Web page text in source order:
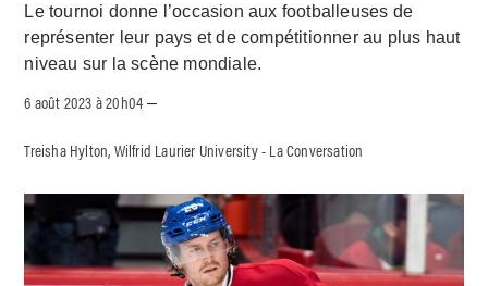
Le tournoi donne l’occasion aux footballeuses de
représenter leur pays et de compétitionner au plus haut
niveau sur la scène mondiale.
6 août 2023 à 20h04 –
Treisha Hylton, Wilfrid Laurier University - La Conversation